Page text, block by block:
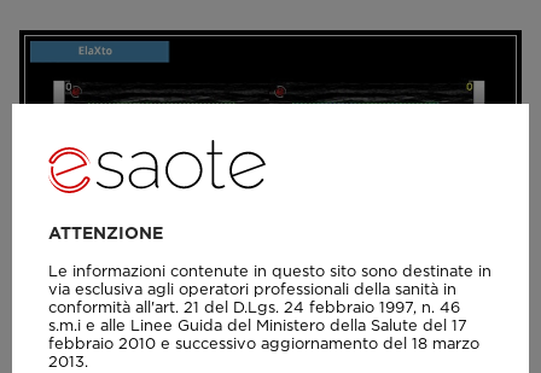
ATTENZIONE
Le informazioni contenute in questo sito sono destinate in
via esclusiva agli operatori professionali della sanità in
conformità all'art. 21 del D.Lgs. 24 febbraio 1997, n. 46
s.m.i e alle Linee Guida del Ministero della Salute del 17
febbraio 2010 e successivo aggiornamento del 18 marzo
2013.